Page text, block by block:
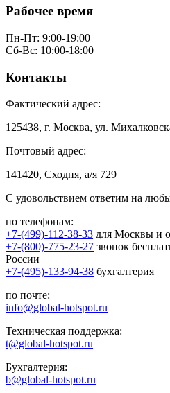
Рабочее время
Пн-Пт: 9:00-19:00
Сб-Вс: 10:00-18:00
Контакты
Фактический адрес:
125438, г. Москва, ул.
Почтовый адрес:
141420, Сходня, а/я 729
С удовольствием ответим на
по телефонам:
+7-(499)-112-38-33 для Москвы и
+7-(800)-775-23-27 звонок
России
+7-(495)-133-94-38 бухгалтерия
по почте:
info@global-hotspot.ru
Техническая поддержка:
t@global-hotspot.ru
Бухгалтерия:
b@global-hotspot.ru